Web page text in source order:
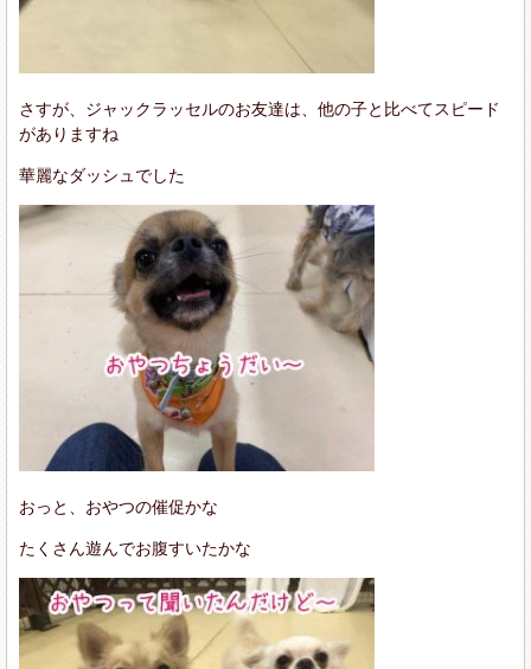
さすが、ジャックラッセルのお友達は、他の子と比べてスピード
がありますね
華麗なダッシュでした
おっと、おやつの催促かな
たくさん遊んでお腹すいたかな